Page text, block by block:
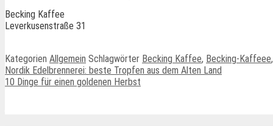
Becking Kaffee
Leverkusenstraße 31
Kategorien Allgemein Schlagwörter Becking Kaffee, Becking-Kaffeee,
Nordik Edelbrennerei: beste Tropfen aus dem Alten Land
10 Dinge für einen goldenen Herbst